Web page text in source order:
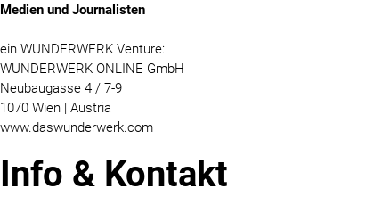
Medien und Journalisten
ein WUNDERWERK Venture:
WUNDERWERK ONLINE GmbH
Neubaugasse 4 / 7-9
1070 Wien | Austria
www.daswunderwerk.com
Info & Kontakt